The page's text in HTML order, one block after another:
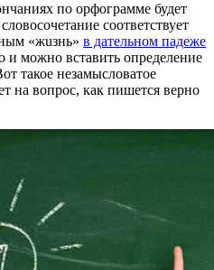
по орфограмме будет
соответствует
«жuзнь» в дательном падеже
и можно вставить определение
такое незамысловатое
на вопрос, как пишется верно